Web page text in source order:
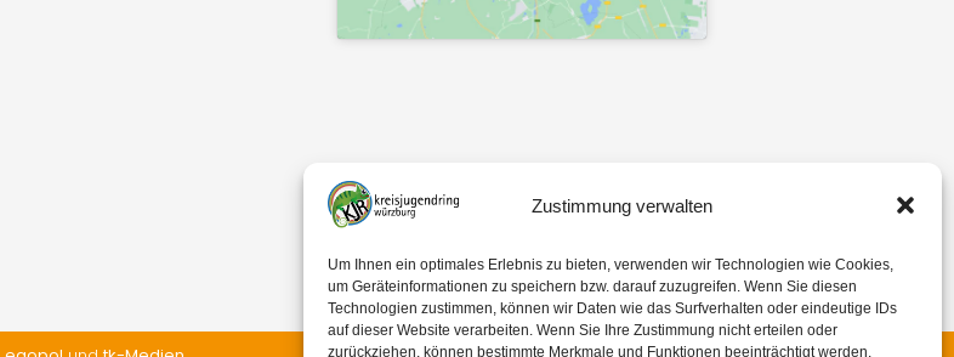
Zustimmung verwalten
Um Ihnen ein optimales Erlebnis zu bieten, verwenden wir Technologien wie Cookies,
um Geräteinformationen zu speichern bzw. darauf zuzugreifen. Wenn Sie diesen
Technologien zustimmen, können wir Daten wie das Surfverhalten oder eindeutige IDs
auf dieser Website verarbeiten. Wenn Sie Ihre Zustimmung nicht erteilen oder
zurückziehen, können bestimmte Merkmale und Funktionen beeinträchtigt werden.